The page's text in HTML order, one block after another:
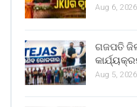
Aug 6, 2026
ଗଜପତି
Aug 5, 2026